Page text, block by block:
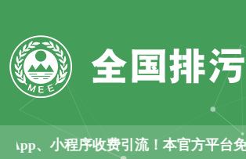
、小程序收费引流！本官方平台